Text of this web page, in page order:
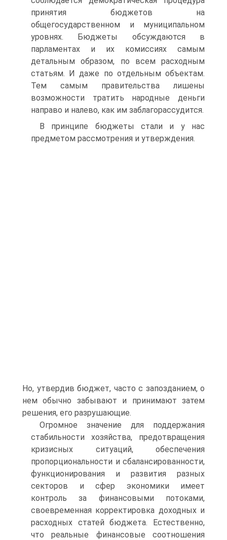
принятия бюджетов на
общегосударственном и муниципальном
уровнях. Бюджеты обсуждаются в
парламентах и их комиссиях самым
детальным образом, по всем расходным
статьям. И даже по отдельным объектам.
Тем самым правительства лишены
возможности тратить народные деньги
направо и налево, как им заблагорассудится.
В принципе бюджеты стали и у нас
предметом рассмотрения и утверждения.
Но, утвердив бюджет, часто с запозданием, о
нем обычно забывают и принимают затем
решения, его разрушающие.
Огромное значение для поддержания
стабильности хозяйства, предотвращения
кризисных ситуаций, обеспечения
пропорциональности и сбалансированности,
функционирования и развития разных
секторов и сфер экономики имеет
контроль за финансовыми потоками,
своевременная корректировка доходных и
расходных статей бюджета. Естественно,
что реальные финансовые соотношения